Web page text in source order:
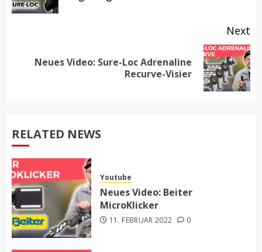
Next
NextNeues Video: Sure-Loc Adrenaline
Recurve-Visier
RELATED NEWS
Youtube
Neues Video: Beiter
MicroKlicker
11. FEBRUAR 2022 0